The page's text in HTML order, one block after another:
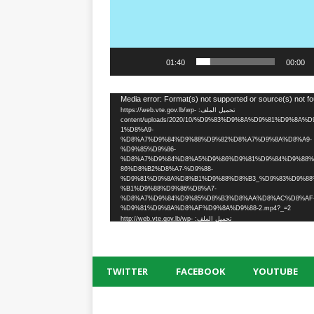
00:00
01:40
Media error: Format(s) not supported or source(s) not
تحميل الملف: https://web.vte.gov.lb/wp-
content/uploads/2020/10/
1%D8%A9-
%D8%A7%D9%84%D9%88%D9%82%D8%A7%D9%8A%D8%A9-
%D9%85%D9%86-
86%D8%B2%D8%A7-%D9%88-
%B1%D9%88%D9%86%D8%A7-
%D9%81%D9%8A%D8%AF%D9%8A%D9%88-2.mp4?_=2
تحميل الملف: http://web.vte.gov.lb/wp-
%D9%85%D9%86-
YOUTUBE
FACEBOOK
TWITTER